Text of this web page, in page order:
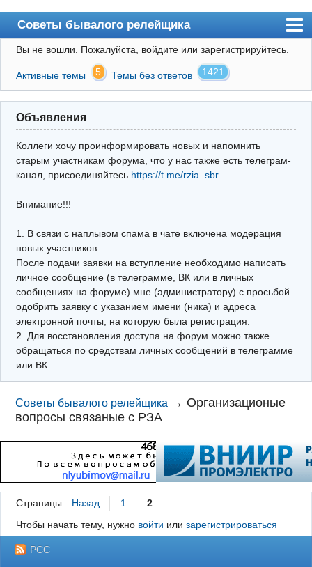
Советы бывалого релейщика
Форум
Правила
Поиск
Регистрация
Архив
Почта
Поиск релейщика
Видео РЗиА
Фотохостинг
Телеграм
Вы не вошли. Пожалуйста, войдите или зарегистрируйтесь.
Активные темы 5 Темы без ответов 1421
Объявления
Коллеги хочу проинформировать новых и напомнить
старым участникам форума, что у нас также есть телеграм-
канал, присоединяйтесь https://t.me/rzia_sbr
Внимание!!!
1. В связи с наплывом спама в чате включена модерация
новых участников.
После подачи заявки на вступление необходимо написать
личное сообщение (в телеграмме, ВК или в личных
сообщениях на форуме) мне (администратору) с просьбой
одобрить заявку с указанием имени (ника) и адреса
электронной почты, на которую была регистрация.
2. Для восстановления доступа на форум можно также
обращаться по средствам личных сообщений в телеграмме
или ВК.
Советы бывалого релейщика →Организационые
вопросы связаные с РЗА
Страницы Назад 1
2
Чтобы начать тему, нужно войти или зарегистрироваться
РСС